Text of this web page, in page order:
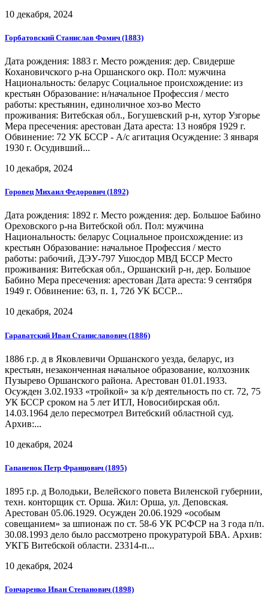
10 декабря, 2024
Горбатовский Станислав Фомич (1883)
Дата рождения: 1883 г. Место рождения: дер. Свидерше
Кохановичского р-на Оршанского окр. Пол: мужчина
Национальность: беларус Социальное происхождение: из
крестьян Образование: н/начальное Профессия / место
работы: крестьянин, единоличное хоз-во Место
проживания: Витебская обл., Богушевский р-н, хутор Узгорье
Мера пресечения: арестован Дата ареста: 13 ноября 1929 г.
Обвинение: 72 УК БССР - А/с агитация Осуждение: 3 января
1930 г. Осудивший...
10 декабря, 2024
Горовец Михаил Федорович (1892)
Дата рождения: 1892 г. Место рождения: дер. Большое Бабино
Ореховского р-на Витебской обл. Пол: мужчина
Национальность: беларус Социальное происхождение: из
крестьян Образование: начальное Профессия / место
работы: рабочий, ДЭУ-797 Ушосдор МВД БССР Место
проживания: Витебская обл., Оршанский р-н, дер. Большое
Бабино Мера пресечения: арестован Дата ареста: 9 сентября
1949 г. Обвинение: 63, п. 1, 72б УК БССР...
10 декабря, 2024
Гараватский Иван Станиславович (1886)
1886 г.р. д в Яковлевичи Оршанского уезда, беларус, из
крестьян, незаконченная начальное образование, колхозник
Пузырево Оршанского района. Арестован 01.01.1933.
Осужден 3.02.1933 «тройкой» за к/р деятельность по ст. 72, 75
УК БССР сроком на 5 лет ИТЛ, Новосибирская обл.
14.03.1964 дело пересмотрел Витебский областной суд.
Архив:...
10 декабря, 2024
Гапаненок Петр Францович (1895)
1895 г.р. д Володьки, Велейского повета Виленской губернии,
техн. конторщик ст. Орша. Жил: Орша, ул. Деповская.
Арестован 05.06.1929. Осужден 20.06.1929 «особым
совещанием» за шпионаж по ст. 58-6 УК РСФСР на 3 года п/п.
30.08.1993 дело было рассмотрено прокуратурой БВА. Архив:
УКГБ Витебской области. 23314-п...
10 декабря, 2024
Гончаренко Иван Степанович (1898)